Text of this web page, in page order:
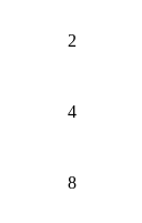
2
4
8